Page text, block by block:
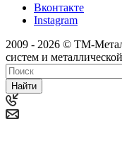
Вконтакте
Instagram
2009 - 2026 © ТМ-
систем и
Найти